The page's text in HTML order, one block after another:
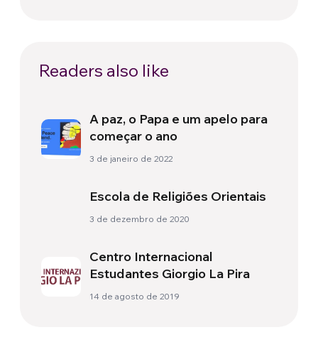
Readers also like
A paz, o Papa e um apelo para
começar o ano
3 de janeiro de 2022
Escola de Religiões Orientais
3 de dezembro de 2020
Centro Internacional
Estudantes Giorgio La Pira
14 de agosto de 2019